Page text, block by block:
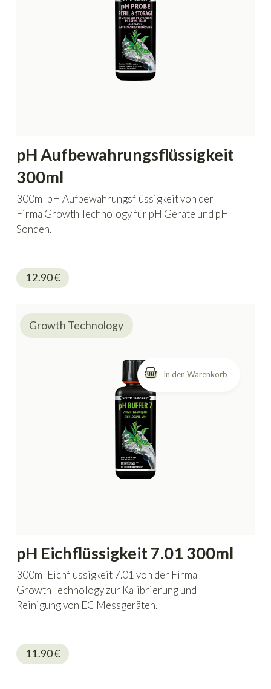
pH Aufbewahrungsflüssigkeit
300ml
300ml pH Aufbewahrungsflüssigkeit von der
Firma Growth Technology für pH Geräte und pH
Sonden.
12.90€
pH Eichflüssigkeit 7.01 300ml
300ml Eichflüssigkeit 7.01 von der Firma
Growth Technology zur Kalibrierung und
Reinigung von EC Messgeräten.
11.90€
Growth Technology